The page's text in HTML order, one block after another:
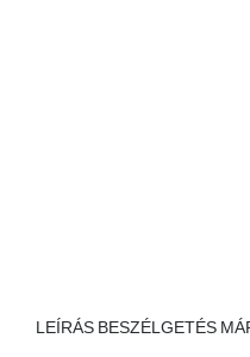
LEÍRÁS BESZÉLGETÉS